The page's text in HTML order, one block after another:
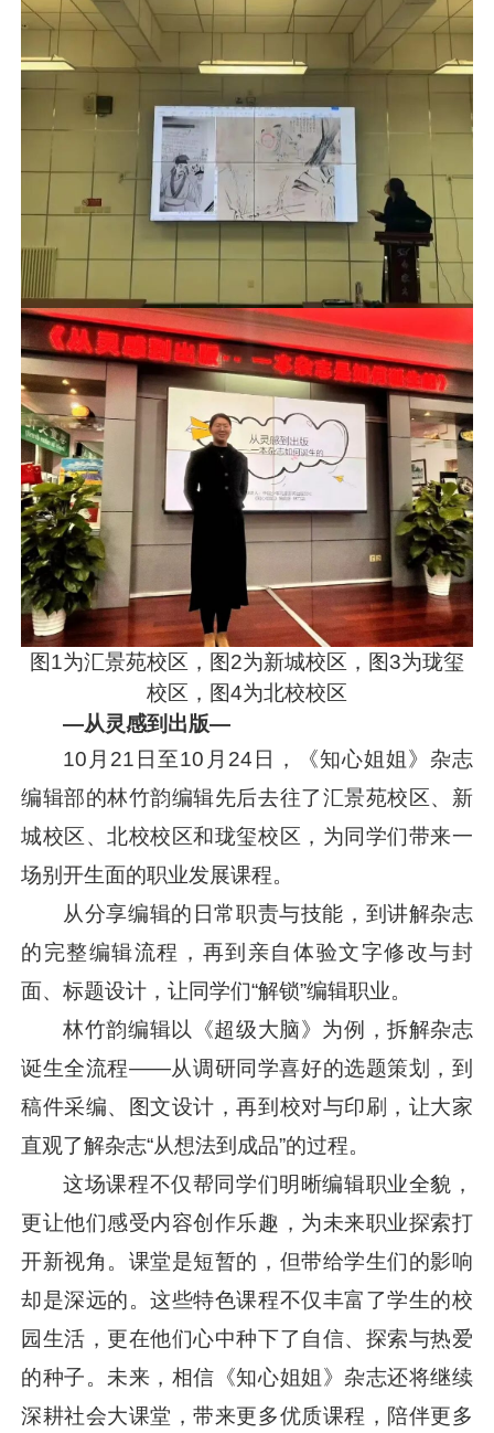
图1为汇景苑校区，图2为新城校区，图3为珑玺
校区，图4为北校校区
—从灵感到出版—
10月21日至10月24日，《知心姐姐》杂志
编辑部的林竹韵编辑先后去往了汇景苑校区、新
城校区、北校校区和珑玺校区，为同学们带来一
场别开生面的职业发展课程。
从分享编辑的日常职责与技能，到讲解杂志
的完整编辑流程，再到亲自体验文字修改与封
面、标题设计，让同学们“解锁”编辑职业。
林竹韵编辑以《超级大脑》为例，拆解杂志
诞生全流程——从调研同学喜好的选题策划，到
稿件采编、图文设计，再到校对与印刷，让大家
直观了解杂志“从想法到成品”的过程。
这场课程不仅帮同学们明晰编辑职业全貌，
更让他们感受内容创作乐趣，为未来职业探索打
开新视角。课堂是短暂的，但带给学生们的影响
却是深远的。这些特色课程不仅丰富了学生的校
园生活，更在他们心中种下了自信、探索与热爱
的种子。未来，相信《知心姐姐》杂志还将继续
深耕社会大课堂，带来更多优质课程，陪伴更多